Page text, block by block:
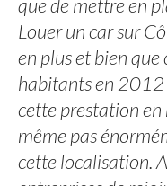
que de mettre en
Louer un car sur
en plus et bien
habitants en 2012
cette prestation en
même pas
cette localisation.